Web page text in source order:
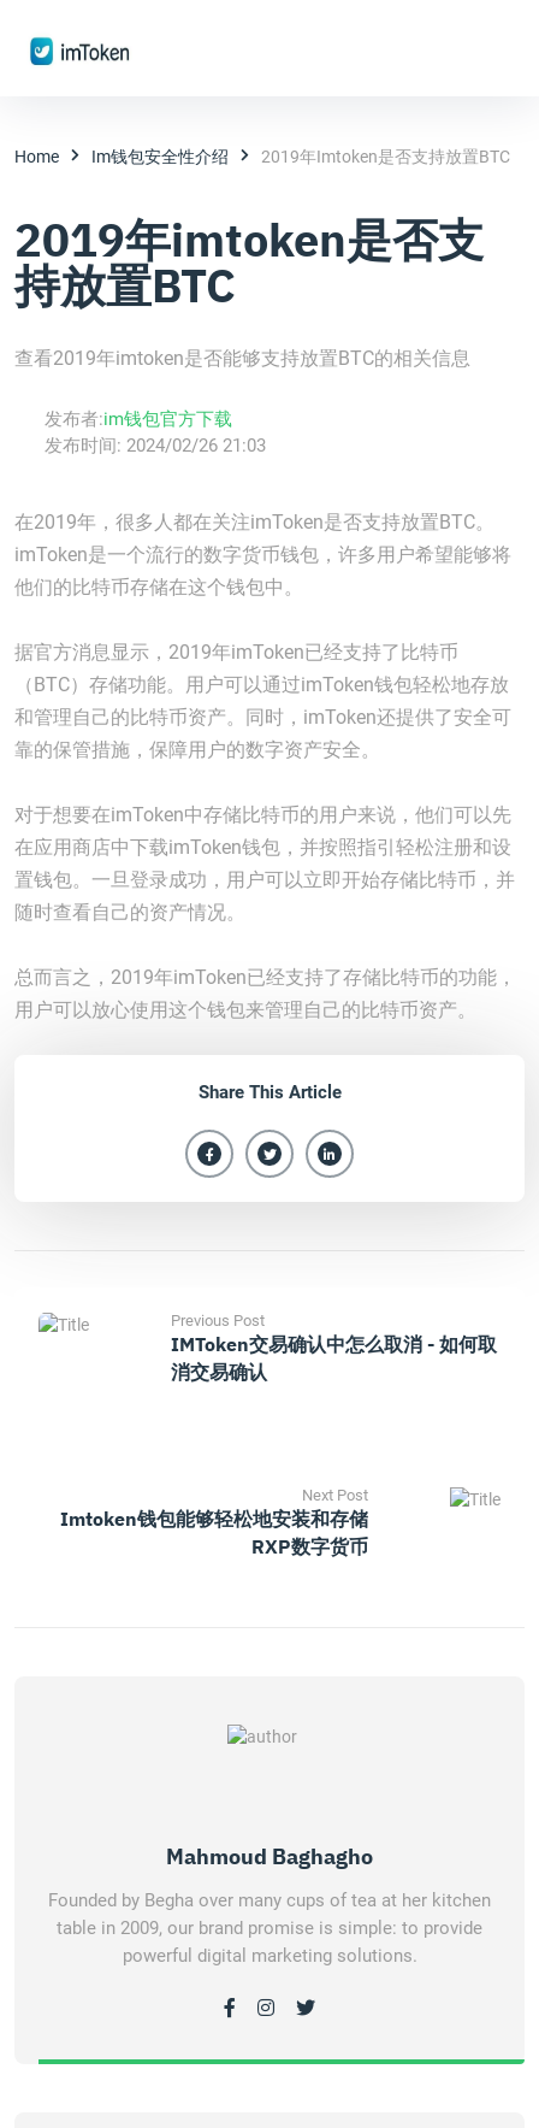
Home Im钱包安全性介绍 2019年imtoken是否支持放置BTC
2019年imtoken是否支
持放置BTC
查看2019年imtoken是否能够支持放置BTC的相关信息
发布者:im钱包官方下载
发布时间: 2024/02/26 21:03
在2019年，很多人都在关注imToken是否支持放置BTC。
imToken是一个流行的数字货币钱包，许多用户希望能够将
他们的比特币存储在这个钱包中。
据官方消息显示，2019年imToken已经支持了比特币
（BTC）存储功能。用户可以通过imToken钱包轻松地存放
和管理自己的比特币资产。同时，imToken还提供了安全可
靠的保管措施，保障用户的数字资产安全。
对于想要在imToken中存储比特币的用户来说，他们可以先
在应用商店中下载imToken钱包，并按照指引轻松注册和设
置钱包。一旦登录成功，用户可以立即开始存储比特币，并
随时查看自己的资产情况。
总而言之，2019年imToken已经支持了存储比特币的功能，
用户可以放心使用这个钱包来管理自己的比特币资产。
Share This Article
Previous Post
IMToken交易确认中怎么取消 - 如何取
消交易确认
Next Post
Imtoken钱包能够轻松地安装和存储
RXP数字货币
Mahmoud Baghagho
Founded by Begha over many cups of tea at her kitchen
table in 2009, our brand promise is simple: to provide
powerful digital marketing solutions.